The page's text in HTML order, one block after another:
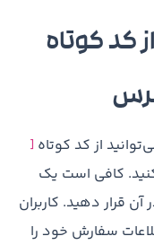
کد کوتاه
از کد کوتاه [
کافی است یک
قرار دهید. کاربران
سفارش خود را